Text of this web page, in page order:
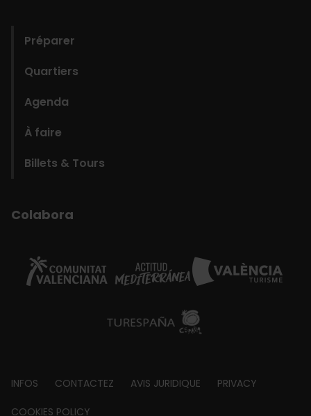
Préparer
Quartiers
Agenda
À faire
Billets & Tours
Colabora
Footer
INFOS CONTACTEZ AVIS JURIDIQUE PRIVACY
COOKIES POLICY